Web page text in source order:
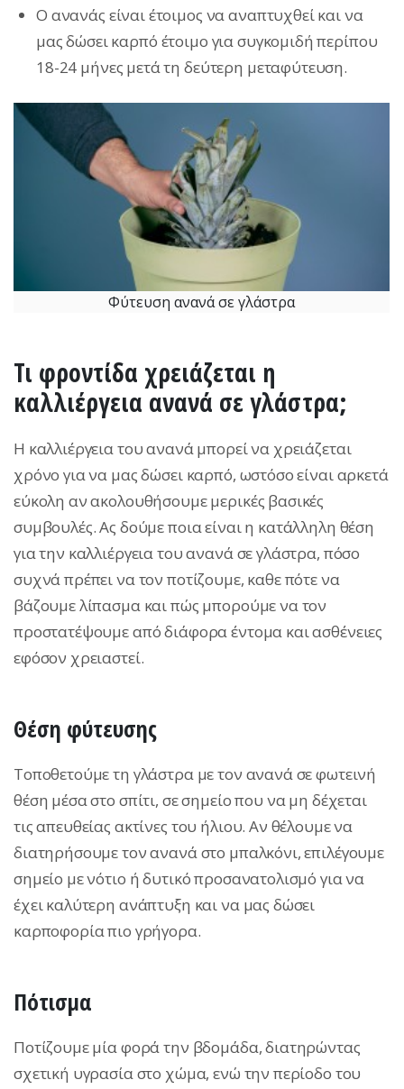
Ο ανανάς είναι έτοιμος να αναπτυχθεί και να
μας δώσει καρπό έτοιμο για συγκομιδή περίπου
18-24 μήνες μετά τη δεύτερη μεταφύτευση.
Φύτευση ανανά σε γλάστρα
Τι φροντίδα χρειάζεται η
καλλιέργεια ανανά σε γλάστρα;
Η καλλιέργεια του ανανά μπορεί να χρειάζεται
χρόνο για να μας δώσει καρπό, ωστόσο είναι αρκετά
εύκολη αν ακολουθήσουμε μερικές βασικές
συμβουλές. Ας δούμε ποια είναι η κατάλληλη θέση
για την καλλιέργεια του ανανά σε γλάστρα, πόσο
συχνά πρέπει να τον ποτίζουμε, καθε πότε να
βάζουμε λίπασμα και πώς μπορούμε να τον
προστατέψουμε από διάφορα έντομα και ασθένειες
εφόσον χρειαστεί.
Θέση φύτευσης
Τοποθετούμε τη γλάστρα με τον ανανά σε φωτεινή
θέση μέσα στο σπίτι, σε σημείο που να μη δέχεται
τις απευθείας ακτίνες του ήλιου. Αν θέλουμε να
διατηρήσουμε τον ανανά στο μπαλκόνι, επιλέγουμε
σημείο με νότιο ή δυτικό προσανατολισμό για να
έχει καλύτερη ανάπτυξη και να μας δώσει
καρποφορία πιο γρήγορα.
Πότισμα
Ποτίζουμε μία φορά την βδομάδα, διατηρώντας
σχετική υγρασία στο χώμα, ενώ την περίοδο του